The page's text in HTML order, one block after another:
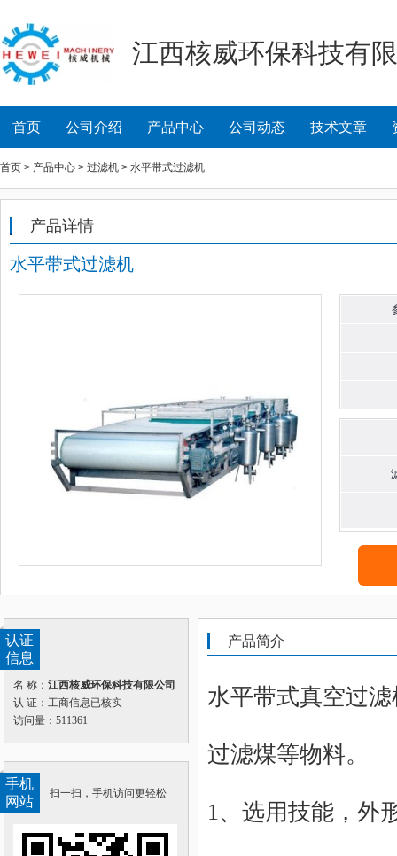
江西核威环保科技有
首页 公司介绍 产品中心 公司动态 技术文章
首页 > 产品中心 > 过滤机 > 水平带式过滤机
产品详情
水平带式过滤机
认证
信息
名 称： 江西核威环保科技有限公司
认 证：工商信息已核实
访问量：511361
手机
网站
扫一扫，手机访问更轻松
产品简介
水平带式真空过
过滤煤等物料。
1、选用技能，外